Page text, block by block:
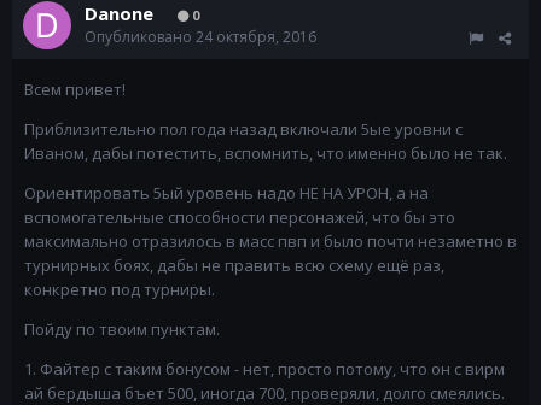
Danone 0
Опубликовано 24 октября, 2016
Всем привет!
Приблизительно пол года назад включали 5ые уровни с
Иваном, дабы потестить, вспомнить, что именно было не так.
Ориентировать 5ый уровень надо НЕ НА УРОН, а на
вспомогательные способности персонажей, что бы это
максимально отразилось в масс пвп и было почти незаметно в
турнирных боях, дабы не править всю схему ещё раз,
конкретно под турниры.
Пойду по твоим пунктам.
1. Файтер с таким бонусом - нет, просто потому, что он с вирм
ай бердыша бъет 500, иногда 700, проверяли, долго смеялись.